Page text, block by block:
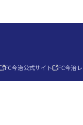
FC今治公式サイト FC今治